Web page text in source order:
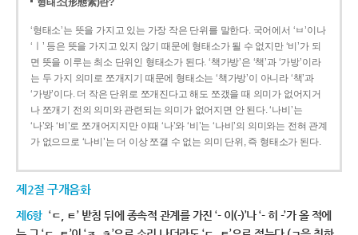
형태소(形態素)란?
‘형태소’는 뜻을 가지고 있는 가장 작은 단위를 말한다. 국어에서 ‘ㅂ’이나
‘ㅣ’ 등은 뜻을 가지고 있지 않기 때문에 형태소가 될 수 없지만 ‘비’가 되
면 뜻을 이루는 최소 단위인 형태소가 된다. ‘책가방’은 ‘책’과 ‘가방’이라
는 두 가지 의미로 쪼개지기 때문에 형태소는 ‘책가방’이 아니라 ‘책’과
‘가방’이다. 더 작은 단위로 쪼개진다고 해도 쪼갰을 때 의미가 없어지거
나 쪼개기 전의 의미와 관련되는 의미가 없어지면 안 된다. ‘나비’는
‘나’와 ‘비’로 쪼개어지지만 이때 ‘나’와 ‘비’는 ‘나비’의 의미와는 전혀 관계
가 없으므로 ‘나비’는 더 이상 쪼갤 수 없는 의미 단위, 즉 형태소가 된다.
제2절 구개음화
제6항 ‘ㄷ, ㅌ’ 받침 뒤에 종속적 관계를 가진 ‘- 이(-)’나 ‘- 히 -’가 올 적에